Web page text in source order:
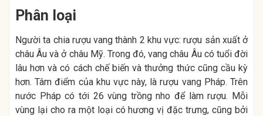
Phân loại
Người ta chia rượu vang thành 2 khu vực: rượu sản xuất ở
châu Âu và ở châu Mỹ. Trong đó, vang châu Âu có tuổi đời
lâu hơn và có cách chế biến và thưởng thức cũng cầu kỳ
hơn. Tâm điểm của khu vực này, là rượu vang Pháp. Trên
nước Pháp có tới 26 vùng trồng nho để làm rượu. Mỗi
vùng lại cho ra một loại có hương vị đặc trưng, cũng bởi